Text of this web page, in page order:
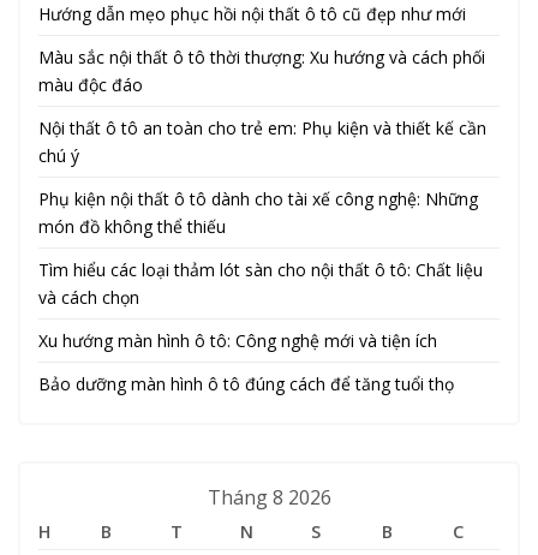
Hướng dẫn mẹo phục hồi nội thất ô tô cũ đẹp như mới
Màu sắc nội thất ô tô thời thượng: Xu hướng và cách phối
màu độc đáo
Nội thất ô tô an toàn cho trẻ em: Phụ kiện và thiết kế cần
chú ý
Phụ kiện nội thất ô tô dành cho tài xế công nghệ: Những
món đồ không thể thiếu
Tìm hiểu các loại thảm lót sàn cho nội thất ô tô: Chất liệu
và cách chọn
Xu hướng màn hình ô tô: Công nghệ mới và tiện ích
Bảo dưỡng màn hình ô tô đúng cách để tăng tuổi thọ
Tháng 8 2026
H B T N S B
C